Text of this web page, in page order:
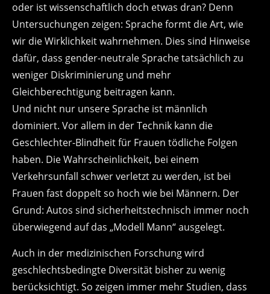
oder ist wissenschaftlich doch etwas dran? Denn
Untersuchungen zeigen: Sprache formt die Art, wie
wir die Wirklichkeit wahrnehmen. Dies sind Hinweise
dafür, dass gender-neutrale Sprache tatsächlich zu
weniger Diskriminierung und mehr
Gleichberechtigung beitragen kann.
Und nicht nur unsere Sprache ist männlich
dominiert. Vor allem in der Technik kann die
Geschlechter-Blindheit für Frauen tödliche Folgen
haben. Die Wahrscheinlichkeit, bei einem
Verkehrsunfall schwer verletzt zu werden, ist bei
Frauen fast doppelt so hoch wie bei Männern. Der
Grund: Autos sind sicherheitstechnisch immer noch
überwiegend auf das „Modell Mann“ ausgelegt.
Auch in der medizinischen Forschung wird
geschlechtsbedingte Diversität bisher zu wenig
berücksichtigt. So zeigen immer mehr Studien, dass